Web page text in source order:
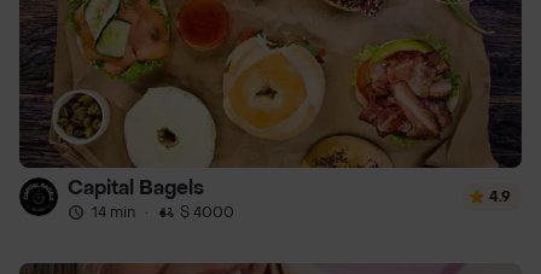
Capital Bagels
14 min · $ 4000
4.9